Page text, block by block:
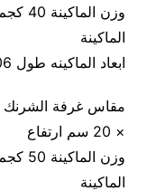
وزن
الماكينة
ابعاد الماكينه طول 106 × عرض 44 × ارتفاع 63 سم
× 20 سم ارتفاع
وزن
الماكينة